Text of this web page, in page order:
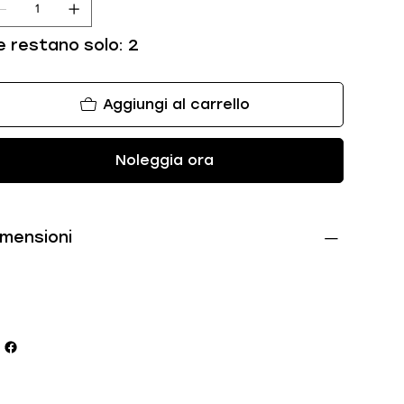
restano solo: 2
Aggiungi al carrello
Noleggia ora